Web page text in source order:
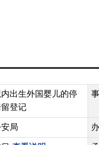
出生外国婴儿的停
登记
局